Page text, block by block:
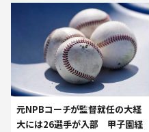
元NPBコーチが監督就任の大経
大には26選手が入部 甲子園経